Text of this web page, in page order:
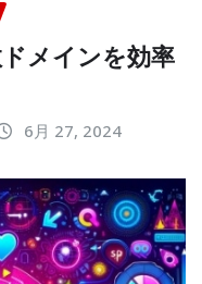
メインを効率
6月 27, 2024